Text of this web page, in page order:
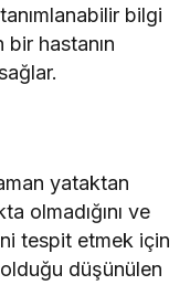
bilgi
hastanın
yataktan
olmadığını ve
tespit etmek için
düşünülen